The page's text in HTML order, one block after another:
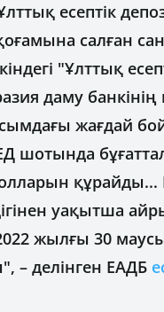
есептік
салған
"Ұлттық
даму банкінің
жағдай
шотында
құрайды...
уақытша
жылғы 30
– делінген ЕАДБ